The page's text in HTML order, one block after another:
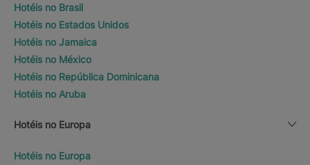
Hotéis no Brasil
Hotéis no Estados Unidos
Hotéis no Jamaica
Hotéis no México
Hotéis no República Dominicana
Hotéis no Aruba
Hotéis no Europa
Hotéis no Europa